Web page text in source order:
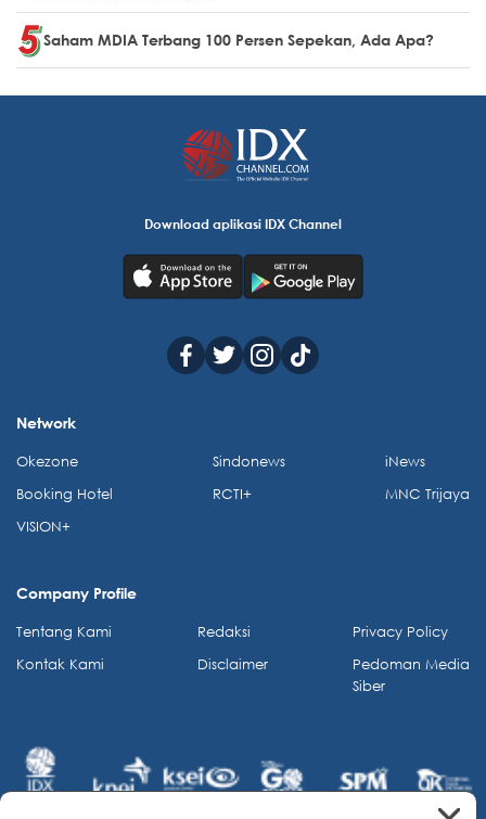
Saham MDIA Terbang 100 Persen Sepekan, Ada Apa?
Download aplikasi IDX Channel
Network
Okezone
Booking Hotel
VISION+
Sindonews
RCTI+
iNews
MNC Trijaya
Company Profile
Tentang Kami
Kontak Kami
Redaksi
Disclaimer
Privacy Policy
Pedoman Media
Siber